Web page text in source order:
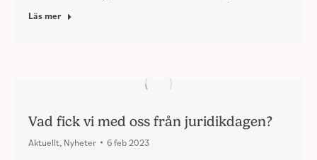
Läs mer
Vad fick vi med oss från juridikdagen?
Aktuellt, Nyheter 6 feb 2023